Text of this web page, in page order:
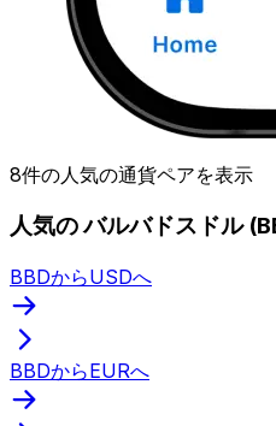
8件の人気の通貨ペアを表示
人気の バルバドスドル
BBDからUSDへ
BBDからEURへ